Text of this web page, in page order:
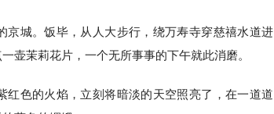
京城。饭毕，从人大步行，绕万寿寺穿慈禧水道进
壶茉莉花片，一个无所事事的下午就此消磨。
红色的火焰，立刻将暗淡的天空照亮了，在一道道